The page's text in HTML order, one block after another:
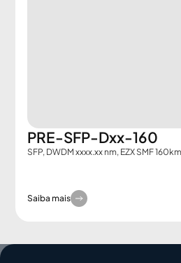
PRE-SFP-Dxx-160
SFP, DWDM xxxx.xx nm, EZX SMF
Saiba mais